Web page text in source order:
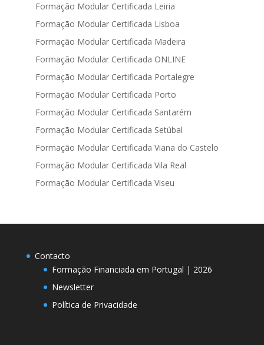
Formação Modular Certificada Leiria
Formação Modular Certificada Lisboa
Formação Modular Certificada Madeira
Formação Modular Certificada ONLINE
Formação Modular Certificada Portalegre
Formação Modular Certificada Porto
Formação Modular Certificada Santarém
Formação Modular Certificada Setúbal
Formação Modular Certificada Viana do Castelo
Formação Modular Certificada Vila Real
Formação Modular Certificada Viseu
Contacto
Formação Financiada em Portugal | 2026
Newsletter
Política de Privacidade